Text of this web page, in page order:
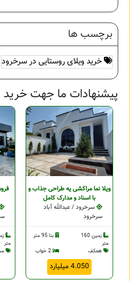
برچسب ها
خرید ویلای روستایی در سرخرود
پیشنهادات ما جهت خرید
ویلا نما مراکشی یه طراحی جذاب و
با اسناد و مدارک کامل
سرخرود / عبدالله آباد
سرخرود
زمین 160
متر
بنا 95 متر
همکف
2 خواب
4.050 میلیارد
متر